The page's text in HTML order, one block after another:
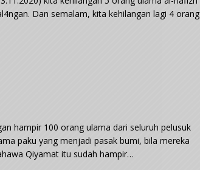
Dan semalam, kita kehilangan lagi 4 orang
hampir 100 orang ulama dari seluruh pelusuk
paku yang menjadi pasak bumi, bila mereka
Qiyamat itu sudah hampir…